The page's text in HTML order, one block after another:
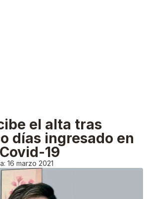
el alta tras
días ingresado en
19
16 marzo 2021